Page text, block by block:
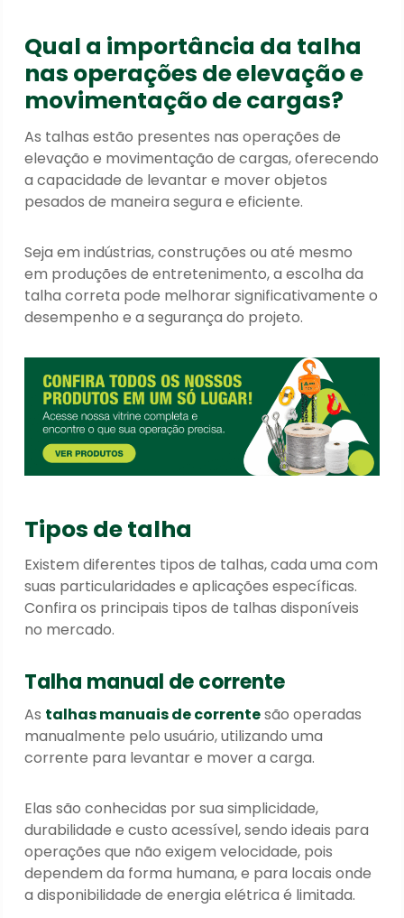
Qual a importância da talha
nas operações de elevação e
movimentação de cargas?
As talhas estão presentes nas operações de
elevação e movimentação de cargas, oferecendo
a capacidade de levantar e mover objetos
pesados de maneira segura e eficiente.
Seja em indústrias, construções ou até mesmo
em produções de entretenimento, a escolha da
talha correta pode melhorar significativamente o
desempenho e a segurança do projeto.
Tipos de talha
Existem diferentes tipos de talhas, cada uma com
suas particularidades e aplicações específicas.
Confira os principais tipos de talhas disponíveis
no mercado.
Talha manual de corrente
As talhas manuais de correntesão operadas
manualmente pelo usuário, utilizando uma
corrente para levantar e mover a carga.
Elas são conhecidas por sua simplicidade,
durabilidade e custo acessível, sendo ideais para
operações que não exigem velocidade, pois
dependem da forma humana, e para locais onde
a disponibilidade de energia elétrica é limitada.